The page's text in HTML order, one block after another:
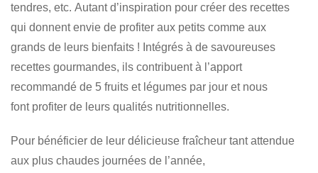
tendres, etc. Autant d’inspiration pour créer des recettes
qui donnent envie de profiter aux petits comme aux
grands de leurs bienfaits ! Intégrés à de savoureuses
recettes gourmandes, ils contribuent à l’apport
recommandé de 5 fruits et légumes par jour et nous
font profiter de leurs qualités nutritionnelles.
Pour bénéficier de leur délicieuse fraîcheur tant attendue
aux plus chaudes journées de l’année,